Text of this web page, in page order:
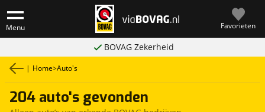
Menu Favorieten
BOVAG Zekerheid
| Home>Auto's
204 auto's gevonden